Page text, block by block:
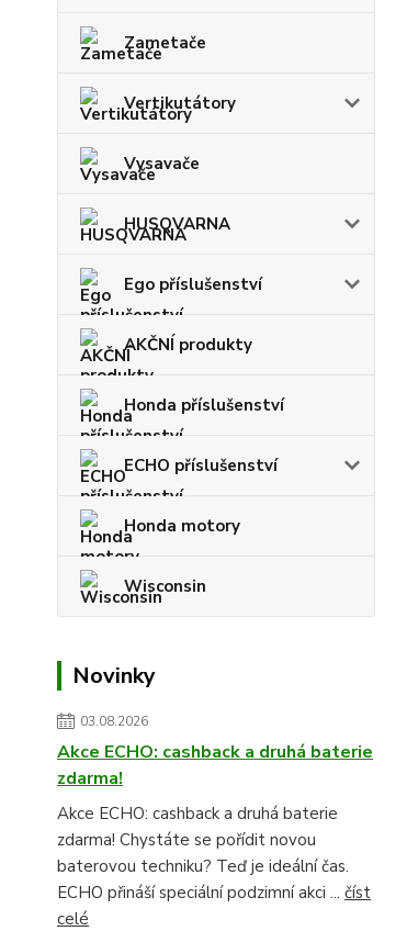
Zametače
Vertikutátory
Vysavače
HUSQVARNA
Ego příslušenství
AKČNÍ produkty
Honda příslušenství
ECHO příslušenství
Honda motory
Wisconsin
Novinky
03.08.2026
Akce ECHO: cashback a druhá baterie
zdarma!
Akce ECHO: cashback a druhá baterie
zdarma! Chystáte se pořídit novou
baterovou techniku? Teď je ideální čas.
ECHO přináší speciální podzimní akci ... číst
celé